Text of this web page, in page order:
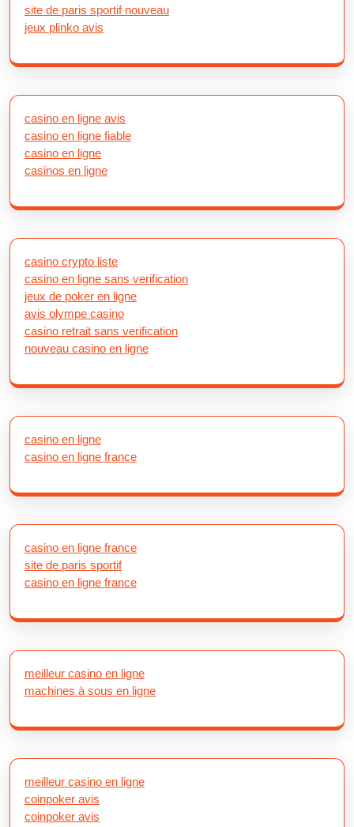
site de paris sportif nouveau
jeux plinko avis
casino en ligne avis
casino en ligne fiable
casino en ligne
casinos en ligne
casino crypto liste
casino en ligne sans verification
jeux de poker en ligne
avis olympe casino
casino retrait sans verification
nouveau casino en ligne
casino en ligne
casino en ligne france
casino en ligne france
site de paris sportif
casino en ligne france
meilleur casino en ligne
machines à sous en ligne
meilleur casino en ligne
coinpoker avis
coinpoker avis